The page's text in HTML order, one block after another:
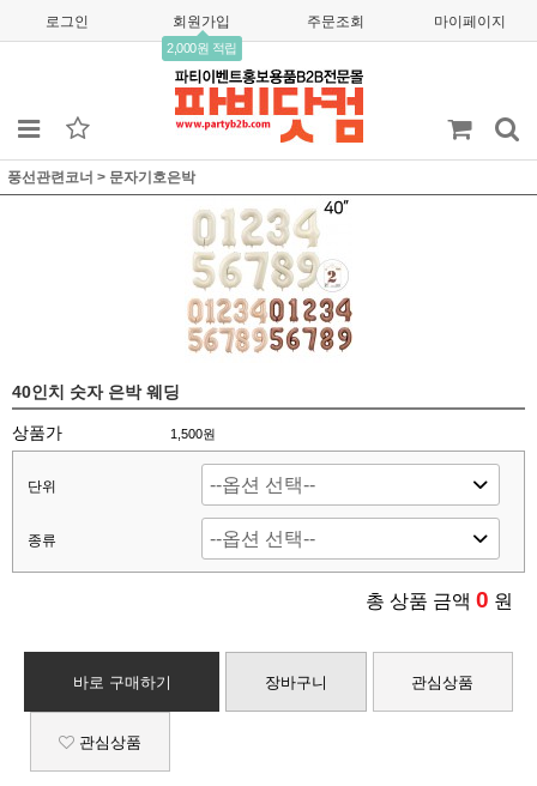
로그인 회원가입
2,000원 적립
주문조회 마이페이지
풍선관련코너 > 문자기호은박
40인치 숫자 은박 웨딩
상품가 1,500원
단위
종류
총 상품 금액 0 원
바로 구매하기 장바구니 관심상품
관심상품